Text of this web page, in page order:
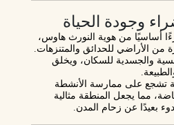
وجودة الحياة
أساسيًا من هوية النورث هاوس،
الأراضي للحدائق والمتنزهات.
والجسدية للسكان، ويخلق
تشجع على ممارسة الأنشطة
مما يجعل المنطقة مثالية
بعيدًا عن زحام المدن.